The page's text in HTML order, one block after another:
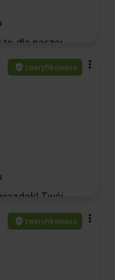
to dla naszej
za Twój
i produktów.
Twój
zespół
jeszcze
zweryfikowano
zweryfikowano